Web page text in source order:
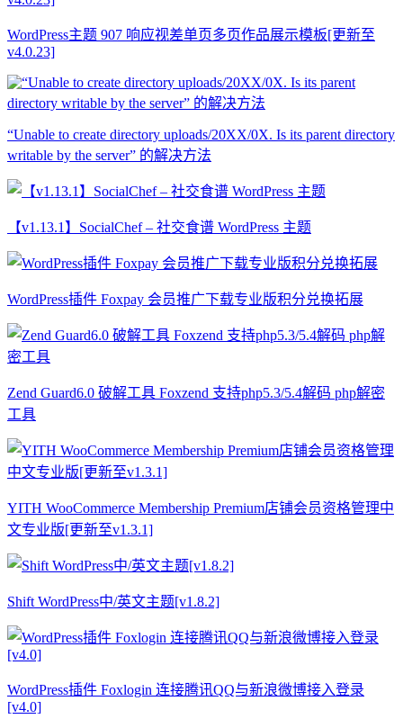
WordPress主题 907 响应视差单页多页作品展示模板[更新至
v4.0.23]
“Unable to create directory uploads/20XX/0X. Is its parent directory
writable by the server” 的解决方法
【v1.13.1】SocialChef – 社交食谱 WordPress 主题
WordPress插件 Foxpay 会员推广下载专业版积分兑换拓展
Zend Guard6.0 破解工具 Foxzend 支持php5.3/5.4解码 php解密
工具
YITH WooCommerce Membership Premium店铺会员资格管理中
文专业版[更新至v1.3.1]
Shift WordPress中/英文主题[v1.8.2]
WordPress插件 Foxlogin 连接腾讯QQ与新浪微博接入登录
[v4.0]